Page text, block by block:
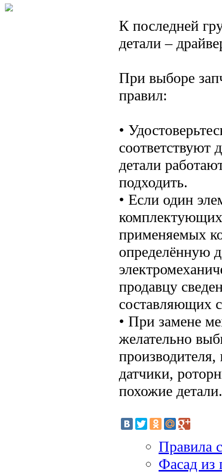
К последней
детали –
При выборе
правил:
•
соответствуют
детали
подходить.
• Если один
применяемых
определённую
продавцу
составляющих
• При замене
желательно
датчики,
похожие детали.
Правила
Фасад из